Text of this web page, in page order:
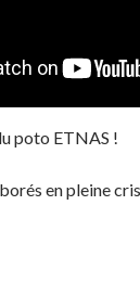
poto ETNAS !
en pleine